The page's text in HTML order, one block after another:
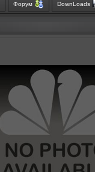
Форум DownLoads